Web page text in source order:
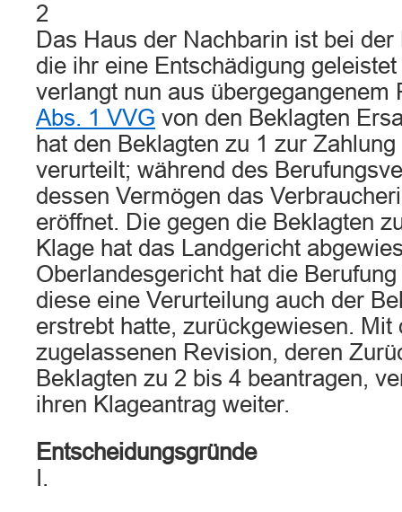
2
Das Haus der Nachbarin ist bei
die ihr eine Entschädigung
verlangt nun aus
Abs. 1 VVG von den Beklagten
hat den Beklagten zu 1 zur
verurteilt; während des
dessen Vermögen das
eröffnet. Die gegen die Beklagten
Klage hat das Landgericht
Oberlandesgericht hat die
diese eine Verurteilung auch der
erstrebt hatte, zurückgewiesen. Mit
zugelassenen Revision, deren
Beklagten zu 2 bis 4 beantragen,
ihren Klageantrag weiter.
Entscheidungsgründe
I.